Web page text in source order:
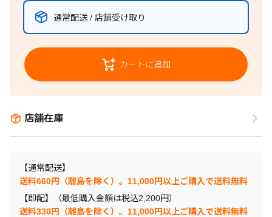
通常配送 / 店舗受け取り
カートに追加
店舗在庫
【通常配送】
送料660円（離島を除く）。11,000円以上ご購入で送料無料
【即配】（最低購入金額は税込2,200円）
送料330円（離島を除く）。11,000円以上ご購入で送料無料